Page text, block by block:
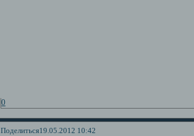
0
Поделиться19.05.2012 10:42